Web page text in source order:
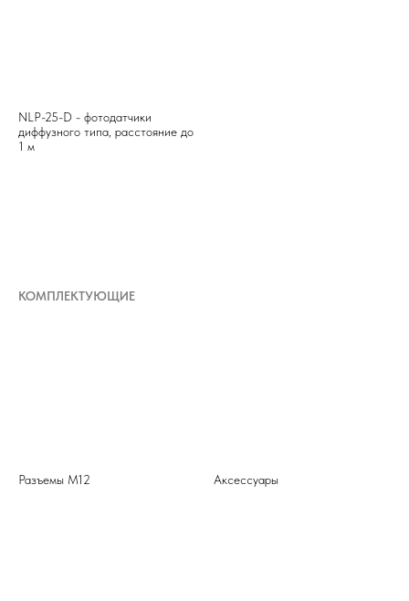
NLP-25-D - фотодатчики
диффузного типа, расстояние до
1 м
КОМПЛЕКТУЮЩИЕ
Разъемы М12 Аксессуары